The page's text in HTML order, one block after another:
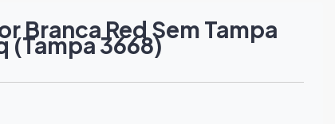
Branca Red Sem Tampa
(tampa 3668)